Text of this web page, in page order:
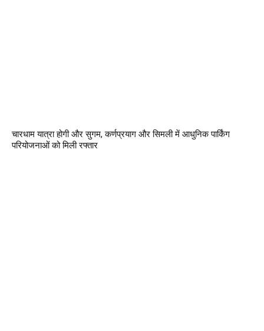
चारधाम यात्रा होगी और सुगम, कर्णप्रयाग और सिमली में आधुनिक पार्किंग
परियोजनाओं को मिली रफ्तार